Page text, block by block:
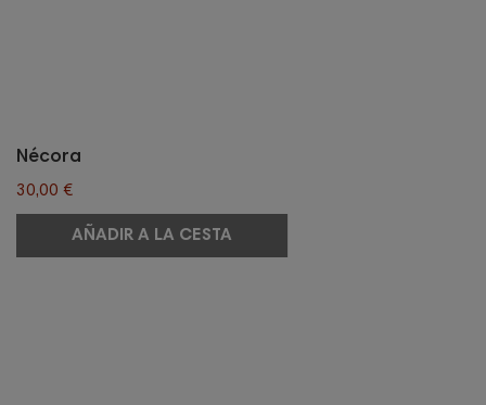
Nécora
30,00 €
AÑADIR A LA CESTA